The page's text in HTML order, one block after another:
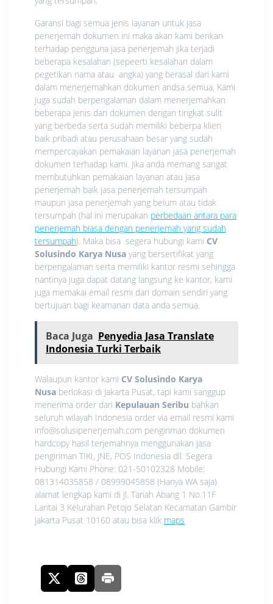
Garansi bagi semua jenis layanan untuk jasa
penerjemah dokumen ini maka akan kami berikan
terhadap pengguna jasa penerjemah jika terjadi
beberapa kesalahan (sepeerti kesalahan dalam
pegetikan nama atau angka) yang berasal dari kami
dalam menerjemahkan dokumen andsa semua. Kami
juga sudah berpengalaman dalam menerjemahkan
beberapa jenis dari dokumen dengan tingkat sulit
yang berbeda serta sudah memiliki beberpa klien
baik pribadi atau perusahaan besar yang sudah
mempercayakan pemakaian layanan jasa penerjemah
dokumen terhadap kami. Jika anda memang sangat
membutuhkan pemakaian layanan atau jasa
penerjemah baik jasa penerjemah tersumpah
maupun jasa penerjemah yang belum atau tidak
tersumpah (hal ini merupakan perbedaan antara para
penerjemah biasa dengan penerjemah yang sudah
tersumpah). Maka bisa segera hubungi kami CV
Solusindo Karya Nusa yang bersertifikat yang
berpengalaman serta memiliki kantor resmi sehingga
nantinya juga dapat datang langsung ke kantor, kami
juga memakai email resmi dari domain sendiri yang
bertujuan bagi keamanan data anda semua.
Baca Juga Penyedia Jasa Translate
Indonesia Turki Terbaik
Walaupun kantor kami CV Solusindo Karya
Nusa berlokasi di Jakarta Pusat, tapi kami sanggup
menerima order dari Kepulauan Seribu bahkan
seluruh wilayah Indonesia order via email resmi kami
info@solusipenerjemah.com pengiriman dokumen
hardcopy hasil terjemahnya menggunakan jasa
pengiriman TIKI, JNE, POS Indonesia dll. Segera
Hubungi Kami Phone: 021-50102328 Mobile:
081314035858 / 08999045858 (Hanya WA saja)
alamat lengkap kami di Jl. Tanah Abang 1 No.11F
Lantai 3 Kelurahan Petojo Selatan Kecamatan Gambir
Jakarta Pusat 10160 atau bisa klik maps